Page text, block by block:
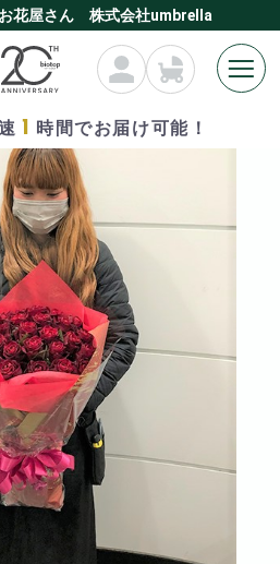
花屋さん 株式会社umbrella
1 時間でお届け可能！